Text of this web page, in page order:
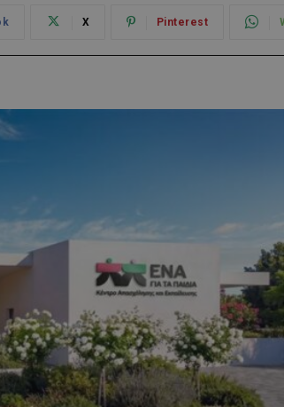
X Pinterest